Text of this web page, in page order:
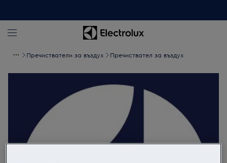
Пречистватели за въздух Пречиствател за въздух